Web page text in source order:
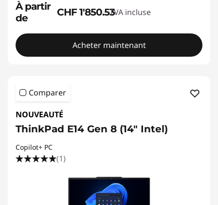
À partir
de
CHF 1'850.53TVA incluse
Acheter maintenant
Comparer
NOUVEAUTÉ
ThinkPad E14 Gen 8 (14" Intel)
Copilot+ PC
(1)